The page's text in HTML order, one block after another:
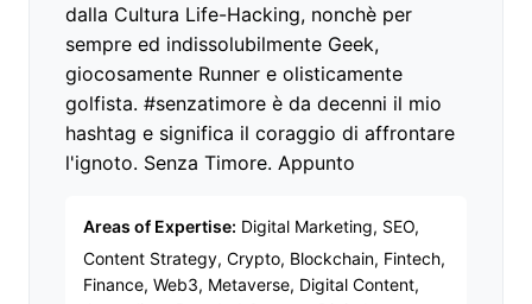
dalla Cultura Life-Hacking, nonchè per
sempre ed indissolubilmente Geek,
giocosamente Runner e olisticamente
golfista. #senzatimore è da decenni il mio
hashtag e significa il coraggio di affrontare
l'ignoto. Senza Timore. Appunto
Areas of Expertise: Digital Marketing, SEO,
Content Strategy, Crypto, Blockchain, Fintech,
Finance, Web3, Metaverse, Digital Content,